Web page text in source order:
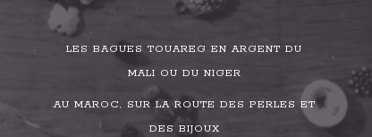
LES BAGUES TOUAREG EN ARGENT DU
MALI OU DU NIGER
AU MAROC, SUR LA ROUTE DES PERLES ET
DES BIJOUX